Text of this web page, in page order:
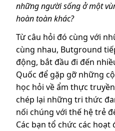
những người sống ở một
hoàn toàn khác?
Từ câu hỏi đó cùng với
cùng nhau, Butground
động, bắt đầu đi đến
Quốc để gặp gỡ những
học hỏi về ẩm thực
chép lại những tri thức
nối chúng với thế hệ trẻ
Các bạn tổ chức các